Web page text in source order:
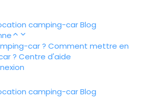
camping-carBlog
car ? Comment mettre en
? Centre d'aide
camping-carBlog